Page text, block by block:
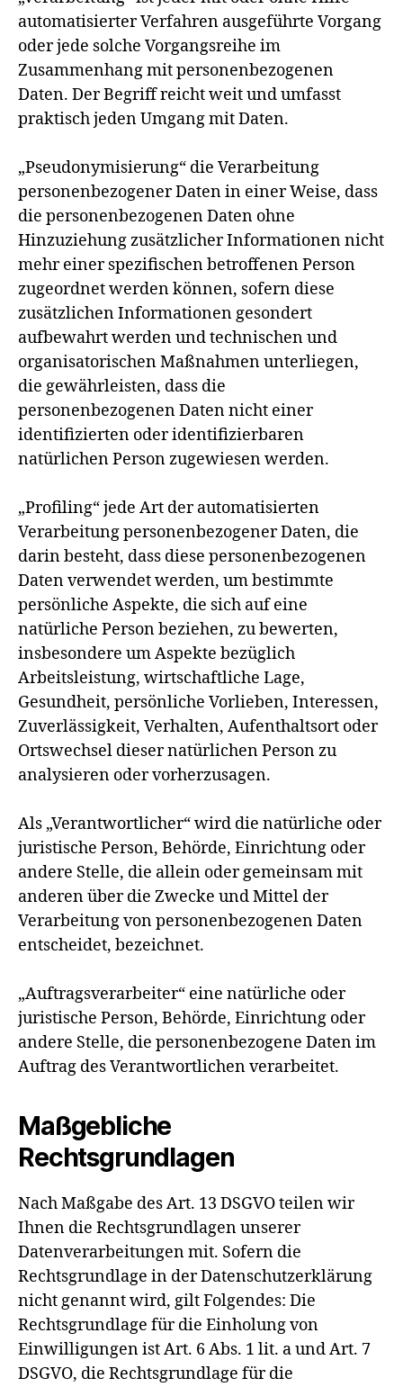
automatisierter Verfahren ausgeführte Vorgang
oder jede solche Vorgangsreihe im
Zusammenhang mit personenbezogenen
Daten. Der Begriff reicht weit und umfasst
praktisch jeden Umgang mit Daten.
„Pseudonymisierung“ die Verarbeitung
personenbezogener Daten in einer Weise, dass
die personenbezogenen Daten ohne
Hinzuziehung zusätzlicher Informationen nicht
mehr einer spezifischen betroffenen Person
zugeordnet werden können, sofern diese
zusätzlichen Informationen gesondert
aufbewahrt werden und technischen und
organisatorischen Maßnahmen unterliegen,
die gewährleisten, dass die
personenbezogenen Daten nicht einer
identifizierten oder identifizierbaren
natürlichen Person zugewiesen werden.
„Profiling“ jede Art der automatisierten
Verarbeitung personenbezogener Daten, die
darin besteht, dass diese personenbezogenen
Daten verwendet werden, um bestimmte
persönliche Aspekte, die sich auf eine
natürliche Person beziehen, zu bewerten,
insbesondere um Aspekte bezüglich
Arbeitsleistung, wirtschaftliche Lage,
Gesundheit, persönliche Vorlieben, Interessen,
Zuverlässigkeit, Verhalten, Aufenthaltsort oder
Ortswechsel dieser natürlichen Person zu
analysieren oder vorherzusagen.
Als „Verantwortlicher“ wird die natürliche oder
juristische Person, Behörde, Einrichtung oder
andere Stelle, die allein oder gemeinsam mit
anderen über die Zwecke und Mittel der
Verarbeitung von personenbezogenen Daten
entscheidet, bezeichnet.
„Auftragsverarbeiter“ eine natürliche oder
juristische Person, Behörde, Einrichtung oder
andere Stelle, die personenbezogene Daten im
Auftrag des Verantwortlichen verarbeitet.
Maßgebliche
Rechtsgrundlagen
Nach Maßgabe des Art. 13 DSGVO teilen wir
Ihnen die Rechtsgrundlagen unserer
Datenverarbeitungen mit. Sofern die
Rechtsgrundlage in der Datenschutzerklärung
nicht genannt wird, gilt Folgendes: Die
Rechtsgrundlage für die Einholung von
Einwilligungen ist Art. 6 Abs. 1 lit. a und Art. 7
DSGVO, die Rechtsgrundlage für die